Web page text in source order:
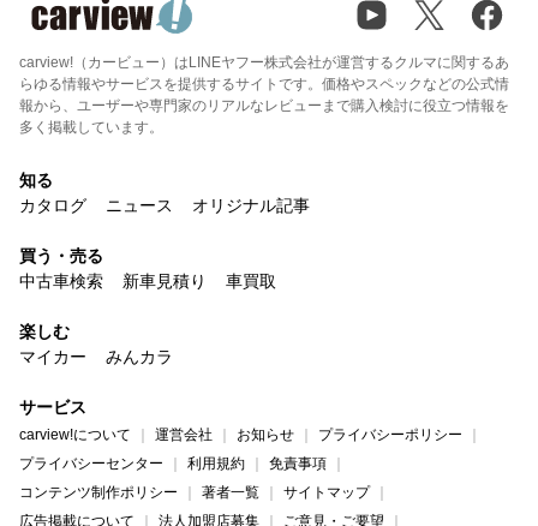
carview!（カービュー）はLINEヤフー株式会社が運営するクルマに関するあ
らゆる情報やサービスを提供するサイトです。価格やスペックなどの公式情
報から、ユーザーや専門家のリアルなレビューまで購入検討に役立つ情報を
多く掲載しています。
知る
カタログ
ニュース オリジナル記事
買う・売る
中古車検索
新車見積り 車買取
楽しむ
マイカー
みんカラ
サービス
carview!について 運営会社 お知らせ
プライバシーポリシー
プライバシーセンター
利用規約
免責事項
コンテンツ制作ポリシー
著者一覧
サイトマップ
広告掲載について
法人加盟店募集 ご意見・ご要望